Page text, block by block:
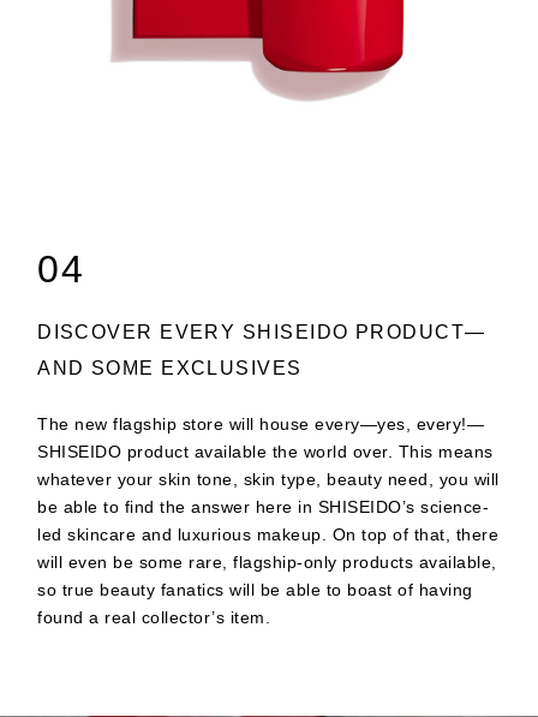
04
DISCOVER EVERY SHISEIDO PRODUCT—
AND SOME EXCLUSIVES
The new flagship store will house every—yes, every!—
SHISEIDO product available the world over. This means
whatever your skin tone, skin type, beauty need, you will
be able to find the answer here in SHISEIDO’s science-
led skincare and luxurious makeup. On top of that, there
will even be some rare, flagship-only products available,
so true beauty fanatics will be able to boast of having
found a real collector’s item.